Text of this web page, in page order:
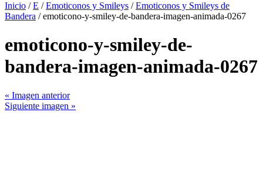
Inicio /E /Emoticonos y Smileys /Emoticonos y Smileys de
Bandera / emoticono-y-smiley-de-bandera-imagen-animada-0267
emoticono-y-smiley-de-
bandera-imagen-animada-0267
« Imagen anterior
Siguiente imagen »